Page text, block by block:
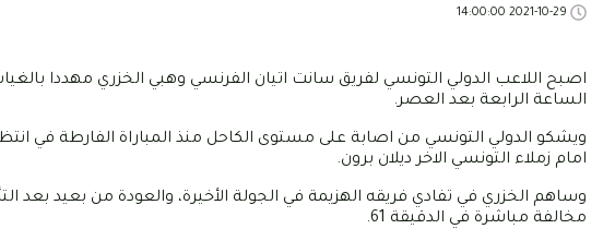
اصبح اللاعب الدولي التونسي لفريق سانت اتيان الفرنسي وهبي الخزري مهددا
الساعة الرابعة بعد العصر.
ويشكو الدولي التونسي من اصابة على مستوى الكاحل منذ المباراة الفارطة في
امام زملاء التونسي الاخر ديلان برون.
وساهم الخزري في تفادي فريقه الهزيمة في الجولة الأخيرة، والعودة من بعيد بعد
مخالفة مباشرة في الدقيقة 61.